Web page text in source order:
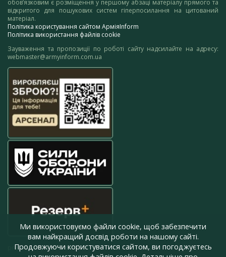
обов’язковим є розміщення у першому абзаці матеріалу прямого та
відкритого для пошукових систем гіперпосилання на цитований
матеріал.
Політика користування сайтом АрміяInform
Політика використання файлів cookie
Зауваження та пропозиції по роботі сайту надсилайте на адресу:
webmaster@armyinform.com.ua
press@armyinform.com.ua
Ми використовуємо файли cookie, щоб забезпечити
вам найкращий досвід роботи на нашому сайті.
Продовжуючи користуватися сайтом, ви погоджуєтесь